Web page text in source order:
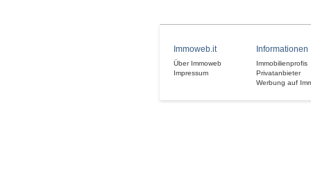
Immoweb.it
Über Immoweb
Impressum
Informationen
Immobilienprofis
Privatanbieter
Werbung auf